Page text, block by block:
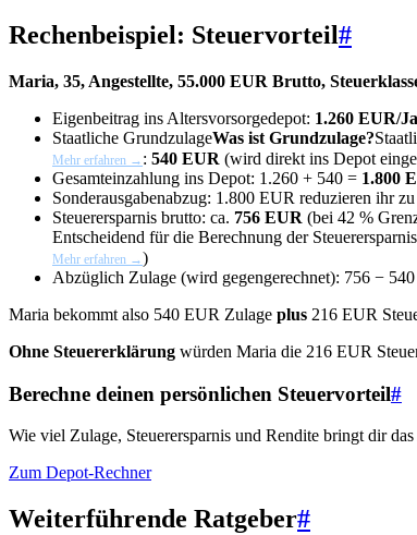
Rechenbeispiel: Steuervorteil#
Maria, 35, Angestellte, 55.000 EUR Brutto,
Eigenbeitrag ins Altersvorsorgedepot: 1.260 EUR/
Staatliche GrundzulageWas ist Grundzulage?
Mehr erfahren → : 540 EUR (wird direkt ins Depot
Gesamteinzahlung ins Depot: 1.260 + 540 = 1.800
Sonderausgabenabzug: 1.800 EUR reduzieren ihr
Steuerersparnis brutto: ca. 756 EUR (bei 42 %
Entscheidend für die Berechnung der
Mehr erfahren →)
Abzüglich Zulage (wird gegengerechnet): 756 −
Maria bekommt also 540 EUR Zulage plus 216 EUR
Ohne Steuererklärung würden Maria die 216 EUR
Berechne deinen persönlichen Steuervorteil#
Wie viel Zulage, Steuerersparnis und Rendite bringt dir
Zum Depot-Rechner
Weiterführende Ratgeber#